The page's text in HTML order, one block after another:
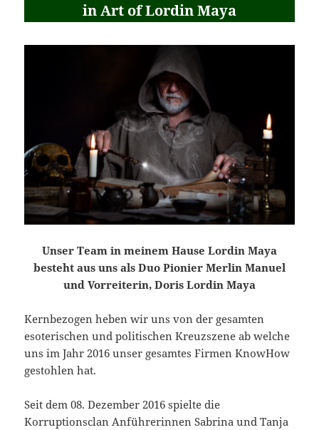
in Art of Lordin Maya
Unser Team in meinem Hause Lordin Maya
besteht aus uns als Duo Pionier Merlin Manuel
und Vorreiterin, Doris Lordin Maya
Kernbezogen heben wir uns von der gesamten
esoterischen und politischen Kreuzszene ab welche
uns im Jahr 2016 unser gesamtes Firmen KnowHow
gestohlen hat.
Seit dem 08. Dezember 2016 spielte die
Korruptionsclan Anführerinnen Sabrina und Tanja